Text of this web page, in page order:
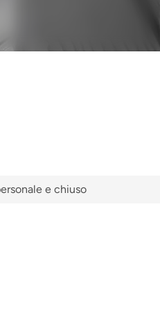
e chiuso